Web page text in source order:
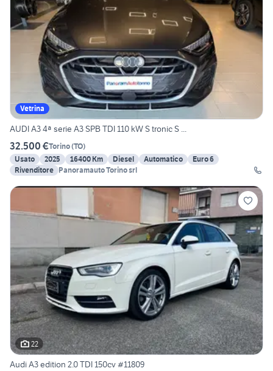
Vetrina
AUDI A3 4ª serie A3 SPB TDI 110 kW S tronic S ...
32.500 €Torino(TO)
Usato
2025 16400 Km Diesel Automatico
Euro 6
Rivenditore Panoramauto Torino srl
22
Audi A3 edition 2.0 TDI 150cv #11809